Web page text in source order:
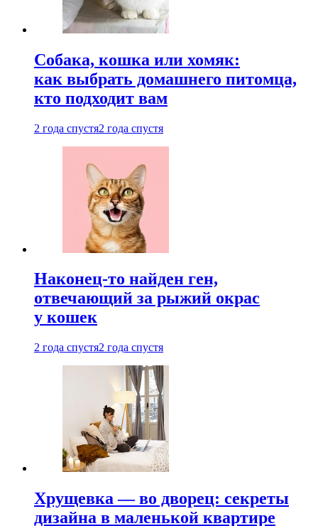
Собака, кошка или хомяк:
как выбрать домашнего питомца,
кто подходит вам
2 года спустя2 года спустя
Наконец-то найден ген,
отвечающий за рыжий окрас
у кошек
2 года спустя2 года спустя
Хрущевка — во дворец: секреты
дизайна в маленькой квартире